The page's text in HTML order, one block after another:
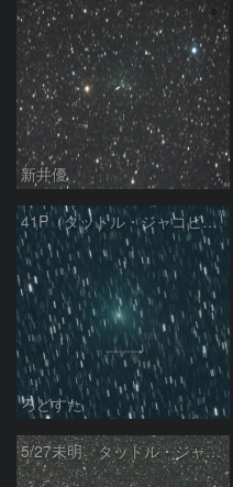
新井優
41P（タットル・ジャコビニ・クレサック彗星）
ろどすた
5/27未明 タットル・ジャコビニ・クレサーク彗星（41P）